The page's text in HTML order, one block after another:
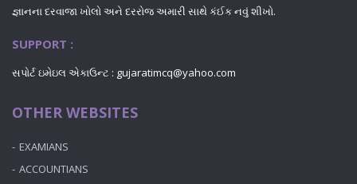
જ્ઞાનના દરવાજા ખોલો અને દરરોજ અમારી સાથે કંઈક નવું શીખો.
SUPPORT :
સપોર્ટ ઇમેઇલ એકાઉન્ટ : gujaratimcq@yahoo.com
OTHER WEBSITES
EXAMIANS
ACCOUNTIANS